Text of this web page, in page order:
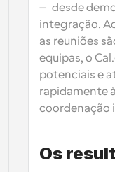
— desde
integração.
as reuniões
equipas, o
potenciais e
rapidamente
coordenação
Os